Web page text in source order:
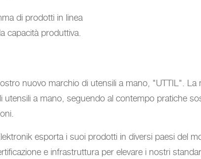
di prodotti in linea
capacità produttiva.
nuovo marchio di utensili a mano, "UTTIL".
utensili a mano, seguendo al contempo pratiche
esporta i suoi prodotti in diversi paesi del
e infrastruttura per elevare i nostri